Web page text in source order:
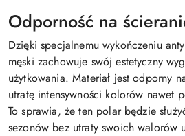
Odporność na
Dzięki specjalnemu wykończeniu
męski zachowuje swój estetyczny
użytkowania. Materiał jest odporny
utratę intensywności kolorów nawet
To sprawia, że ten polar będzie
sezonów bez utraty swoich walorów